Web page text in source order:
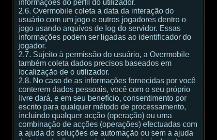
informações do perfil do utilizador.
2.6. Overmobile coleta a data da interação do
usuário com um jogo e outros jogadores dentro o
jogo usando arquivos de log do servidor. Essas
informações podem ser ligadas ao identificador do
jogador.
2.7. Sujeito à permissão do usuário, a Overmobile
também coleta dados precisos baseados em
localização de o utilizador.
2.8. No caso de as informações fornecidas por você
conterem dados pessoais, você com o seu próprio
livre dará, e em seu benefício, consentimento por
escrito para qualquer método de processamento,
incluindo qualquer acção (operação) ou uma
combinação de acções (operações) efectuadas com
a ajuda do soluções de automação ou sem a ajuda